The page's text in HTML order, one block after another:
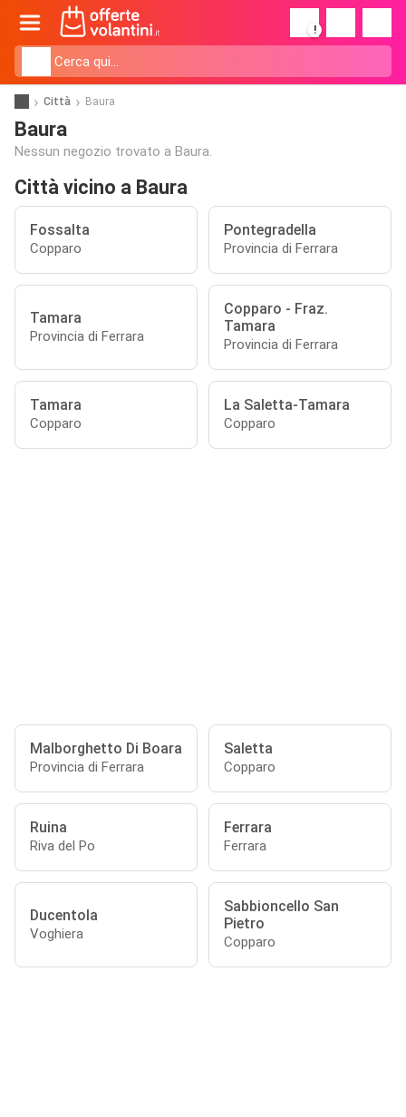
!
Città Baura
Baura
Nessun negozio trovato a Baura.
Città vicino a Baura
Fossalta
Copparo
Pontegradella
Provincia di Ferrara
Tamara
Provincia di Ferrara
Copparo - Fraz.
Tamara
Provincia di Ferrara
Tamara
Copparo
La Saletta-Tamara
Copparo
Malborghetto Di Boara
Provincia di Ferrara
Saletta
Copparo
Ruina
Riva del Po
Ferrara
Ferrara
Ducentola
Voghiera
Sabbioncello San
Pietro
Copparo